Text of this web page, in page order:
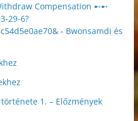
Compensation ➸➸
29-6?
- Bwonsamdi és
1. – Előzmények